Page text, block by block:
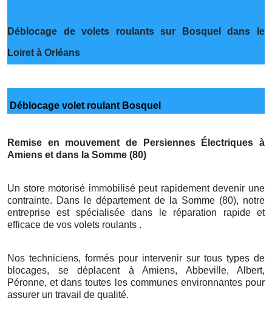
Déblocage de volets roulants sur Bosquel dans le
Loiret à Orléans
Déblocage volet roulant Bosquel
Remise en mouvement de Persiennes Électriques à
Amiens et dans la Somme (80)
Un store motorisé immobilisé peut rapidement devenir une
contrainte. Dans le département de la Somme (80), notre
entreprise est spécialisée dans le réparation rapide et
efficace de vos volets roulants .
Nos techniciens, formés pour intervenir sur tous types de
blocages, se déplacent à Amiens, Abbeville, Albert,
Péronne, et dans toutes les communes environnantes pour
assurer un travail de qualité.